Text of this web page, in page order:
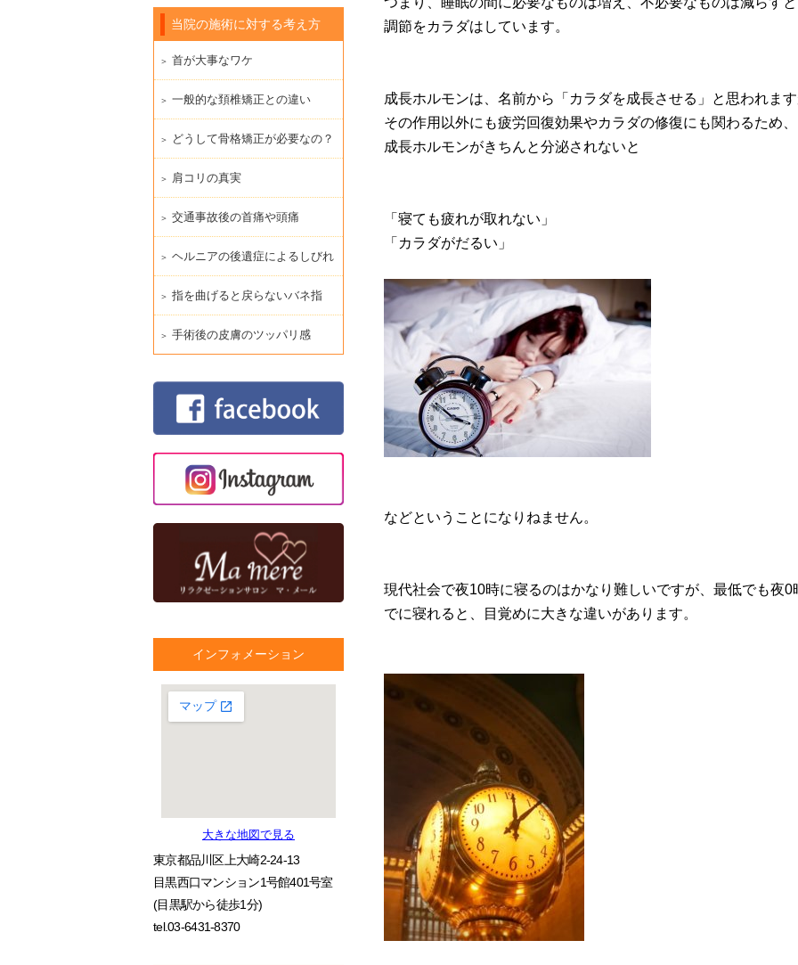
調節をカラダはしています。
成長ホルモンは、名前から「カラダを成長させる」と思われま
その作用以外にも疲労回復効果やカラダの修復にも関わるため
成長ホルモンがきちんと分泌されないと
「寝ても疲れが取れない」
「カラダがだるい」
などということになりねません。
現代社会で夜10時に寝るのはかなり難しいですが、最低でも夜0
でに寝れると、目覚めに大きな違いがあります。
当院の施術に対する考え方
首が大事なワケ
一般的な頚椎矯正との違い
どうして骨格矯正が必要なの？
肩コリの真実
交通事故後の首痛や頭痛
ヘルニアの後遺症によるしびれ
指を曲げると戻らないバネ指
手術後の皮膚のツッパリ感
インフォメーション
大きな地図で見る
東京都品川区上大崎2-24-13
目黒西口マンション1号館401号室
(目黒駅から徒歩1分)
tel.03-6431-8370